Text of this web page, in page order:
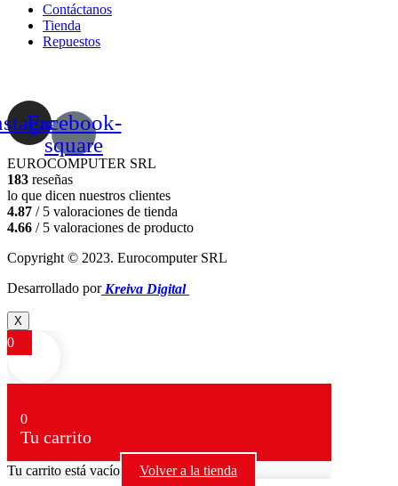
Contáctanos
Tienda
Repuestos
Facebook-
square
EUROCOMPUTER SRL
183 reseñas
lo que dicen nuestros clientes
4.87 / 5 valoraciones de tienda
4.66 / 5 valoraciones de producto
Copyright © 2023. Eurocomputer SRL
Desarrollado porKreiva Digital
X
0
0
Tu carrito
Tu carrito está vacío Volver a la tienda